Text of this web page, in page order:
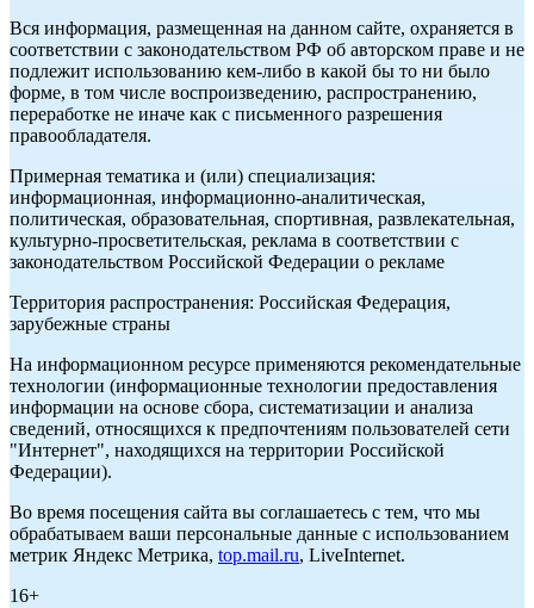
Вся информация, размещенная на данном сайте, охраняется в
соответствии с законодательством РФ об авторском праве и не
подлежит использованию кем-либо в какой бы то ни было
форме, в том числе воспроизведению, распространению,
переработке не иначе как с письменного разрешения
правообладателя.
Примерная тематика и (или) специализация:
информационная, информационно-аналитическая,
политическая, образовательная, спортивная, развлекательная,
культурно-просветительская, реклама в соответствии с
законодательством Российской Федерации о рекламе
Территория распространения: Российская Федерация,
зарубежные страны
На информационном ресурсе применяются рекомендательные
технологии (информационные технологии предоставления
информации на основе сбора, систематизации и анализа
сведений, относящихся к предпочтениям пользователей сети
"Интернет", находящихся на территории Российской
Федерации).
Во время посещения сайта вы соглашаетесь с тем, что мы
обрабатываем ваши персональные данные с использованием
метрик Яндекс Метрика, top.mail.ru, LiveInternet.
16+